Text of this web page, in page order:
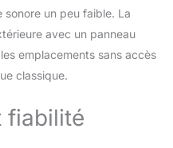
contrôler sur
smartphone.
: Les
une
un peu faible. La
avec un panneau
emplacements sans accès
classique.
fiabilité